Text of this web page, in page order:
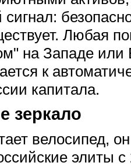
Любая
на Западе
к
капитала.
зеркало
велосипед,
элиты